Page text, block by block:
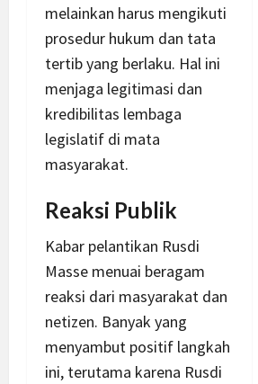
melainkan harus mengikuti
prosedur hukum dan tata
tertib yang berlaku. Hal ini
menjaga legitimasi dan
kredibilitas lembaga
legislatif di mata
masyarakat.
Reaksi Publik
Kabar pelantikan Rusdi
Masse menuai beragam
reaksi dari masyarakat dan
netizen. Banyak yang
menyambut positif langkah
ini, terutama karena Rusdi